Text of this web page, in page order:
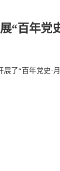
“百年党
了“百年党史·月